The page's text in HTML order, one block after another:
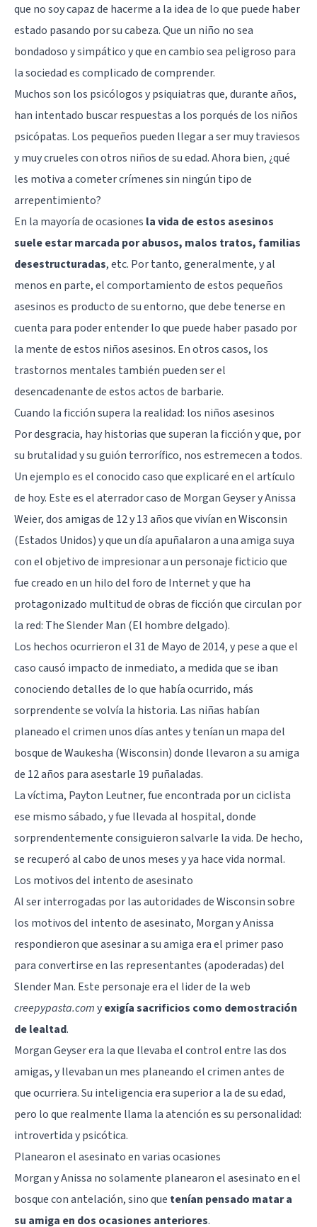
que no soy capaz de hacerme a la idea de lo que puede haber
estado pasando por su cabeza. Que un niño no sea
bondadoso y simpático y que en cambio sea peligroso para
la sociedad es complicado de comprender.
Muchos son los psicólogos y psiquiatrasque, durante años,
han intentado buscar respuestas a los porqués de los niños
psicópatas. Los pequeños pueden llegar a ser muy traviesos
y muy crueles con otros niños de su edad. Ahora bien, ¿qué
les motiva a cometer crímenes sin ningún tipo de
arrepentimiento?
En la mayoría de ocasiones la vida de estos asesinos
suele estar marcada por abusos, malos tratos, familias
desestructuradas, etc. Por tanto, generalmente, y al
menos en parte, el comportamiento de estos pequeños
asesinos es producto de su entorno, que debe tenerse en
cuenta para poder entender lo que puede haber pasado por
la mente de estos niños asesinos. En otros casos, los
trastornos mentales también pueden ser el
desencadenante de estos actos de barbarie.
Cuando la ficción supera la realidad: los niños asesinos
Por desgracia, hay historias que superan la ficción y que, por
su brutalidad y su guión terrorífico, nos estremecen a todos.
Un ejemplo es el conocido caso que explicaré en el artículo
de hoy. Este es el aterrador caso de Morgan Geyser y Anissa
Weier, dos amigas de 12 y 13 años que vivían en Wisconsin
(Estados Unidos) y que un día apuñalaron a una amiga suya
con el objetivo de impresionar a un personaje ficticio que
fue creado en un hilo del foro de Internet y que ha
protagonizado multitud de obras de ficción que circulan por
la red: The Slender Man (El hombre delgado).
Los hechos ocurrieron el 31 de Mayo de 2014, y pese a que el
caso causó impacto de inmediato, a medida que se iban
conociendo detalles de lo que había ocurrido, más
sorprendente se volvía la historia. Las niñas habían
planeado el crimen unos días antes y tenían un mapa del
bosque de Waukesha (Wisconsin) donde llevaron a su amiga
de 12 años para asestarle 19 puñaladas.
La víctima, Payton Leutner, fue encontrada por un ciclista
ese mismo sábado, y fue llevada al hospital, donde
sorprendentemente consiguieron salvarle la vida. De hecho,
se recuperó al cabo de unos meses y ya hace vida normal.
Los motivos del intento de asesinato
Al ser interrogadas por las autoridades de Wisconsin sobre
los motivos del intento de asesinato, Morgan y Anissa
respondieron que asesinar a su amiga era el primer paso
para convertirse en las representantes (apoderadas) del
Slender Man. Este personaje era el lider de la web
creepypasta.comyexigía sacrificios como demostración
de lealtad.
Morgan Geyser era la que llevaba el control entre las dos
amigas, y llevaban un mes planeando el crimen antes de
que ocurriera. Su inteligencia era superior a la de su edad,
pero lo que realmente llama la atención es su personalidad:
introvertida y psicótica.
Planearon el asesinato en varias ocasiones
Morgan y Anissa no solamente planearon el asesinato en el
bosque con antelación, sino que tenían pensado matar a
su amiga en dos ocasiones anteriores.